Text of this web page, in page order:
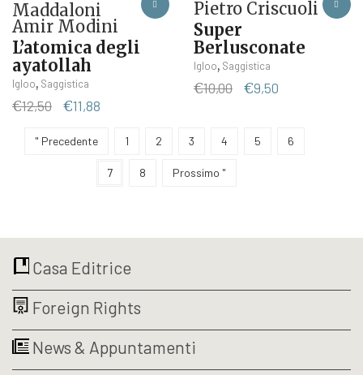
Maddaloni
Amir Modini
L’atomica degli
ayatollah
Igloo, Saggistica
€12,50
Il
originale
€12,50.
€11,88
attuale
€11,88.
Pietro Criscuoli
Super
Berlusconate
Igloo, Saggistica
€10,00
Il
era:
€9,50
è:
" Precedente 1 2 3 4 5 6
7 8 Prossimo "
Casa Editrice
Foreign Rights
News & Appuntamenti